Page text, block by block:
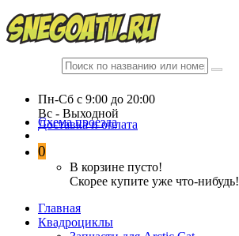
Пн-Сб c 9:00 до 20:00
Вc - Выходной
Схема проезда
Доставка и оплата
0
В корзине пусто!
Скорее купите уже что-нибудь!
Главная
Квадроциклы